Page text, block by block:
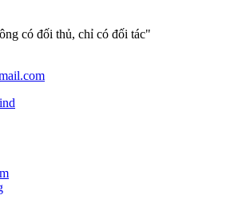
có đối thủ, chỉ có đối tác"